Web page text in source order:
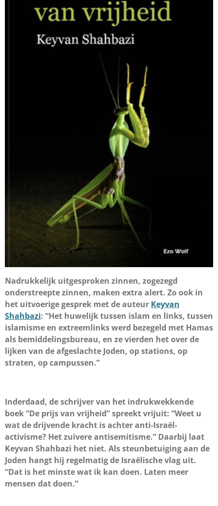
Nadrukkelijk uitgesproken zinnen, zogezegd
onderstreepte zinnen, maken extra alert. Zo ook in
het uitvoerige gesprek met de auteur Keyvan
Shahbazi: “Het huwelijk tussen islam en links, tussen
islamisme en extreemlinks werd bezegeld met Hamas
als bemiddelingsbureau, en ze vierden het over de
lijken van de afgeslachte Joden, op stations, op
straten, op campussen.”
Inderdaad, de schrijver van het indrukwekkende
boek “De prijs van vrijheid” spreekt vrijuit: “Weet u
wat de drijvende kracht is achter anti-Israël-
activisme? Het zuivere antisemitisme.” Daarbij laat
Keyvan Shahbazi het niet. Als steunbetuiging aan de
Joden hangt hij regelmatig de Israëlische vlag uit.
“Dat is het minste wat ik kan doen. Laten meer
mensen dat doen.”